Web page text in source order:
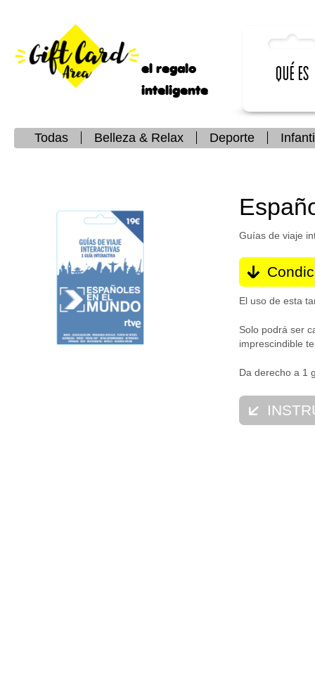
el regalo
inteligente
Qué es
Todas Belleza & Relax Deporte
Guías de viaje
El uso de esta
Solo podrá ser
imprescindible
Da derecho a 1